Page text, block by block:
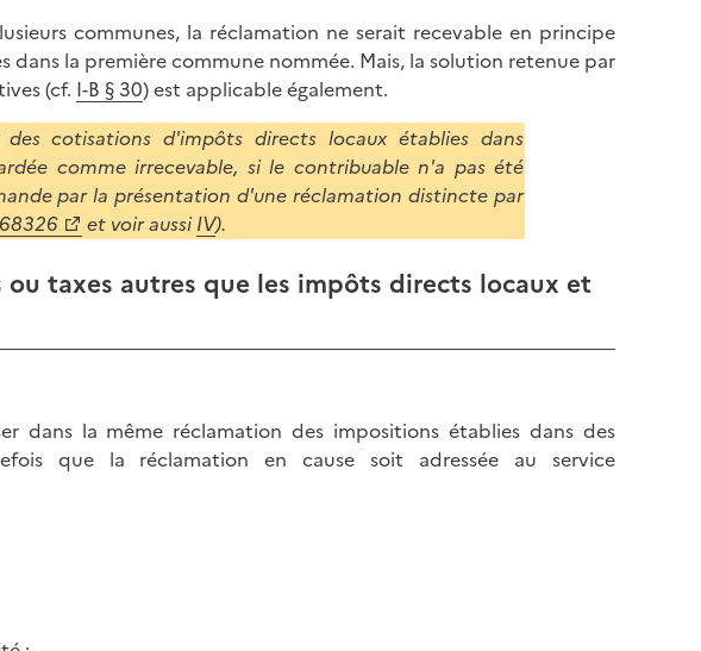
communes, la réclamation ne serait recevable en principe
la première commune nommée. Mais, la solution retenue par
(cf. I-B § 30) est applicable également.
cotisations d'impôts directs locaux établies dans
comme irrecevable, si le contribuable n'a pas été
par la présentation d'une réclamation distincte par
et voir aussi IV).
taxes autres que les impôts directs locaux et
dans la même réclamation des impositions établies dans des
que la réclamation en cause soit adressée au service